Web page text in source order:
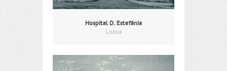
Hospital D. Estefânia
Lisboa